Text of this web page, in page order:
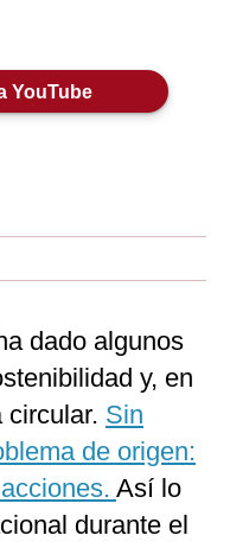
YouTube
dado algunos
y, en
circular. Sin
de origen:
Así lo
durante el